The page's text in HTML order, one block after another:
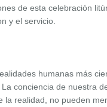
de esta celebración
y el servicio.
humanas más
conciencia de nuestra
la realidad, no pueden